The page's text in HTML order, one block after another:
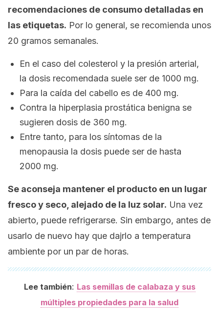
recomendaciones de consumo detalladas en
las etiquetas. Por lo general, se recomienda unos
20 gramos semanales.
En el caso del colesterol y la presión arterial,
la dosis recomendada suele ser de 1000 mg.
Para la caída del cabello es de 400 mg.
Contra la hiperplasia prostática benigna se
sugieren dosis de 360 mg.
Entre tanto, para los síntomas de la
menopausia la dosis puede ser de hasta
2000 mg.
Se aconseja mantener el producto en un lugar
fresco y seco, alejado de la luz solar. Una vez
abierto, puede refrigerarse. Sin embargo, antes de
usarlo de nuevo hay que dajrlo a temperatura
ambiente por un par de horas.
Lee también: Las semillas de calabaza y sus
múltiples propiedades para la salud